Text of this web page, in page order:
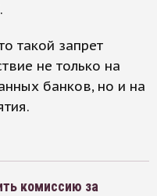
такой запрет
не только на
банков, но и на
комиссию за